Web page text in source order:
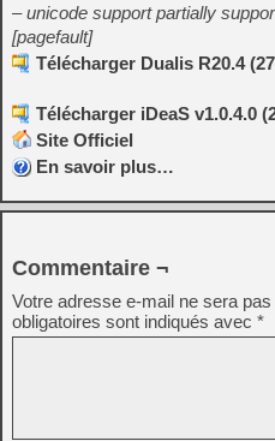
– unicode support partially
[pagefault]
Télécharger Dualis R20.4
Télécharger iDeaS v1.0.4.0
Site Officiel
En savoir plus…
Commentaire ¬
Votre adresse e-mail ne sera pas
obligatoires sont indiqués avec *